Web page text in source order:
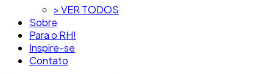
> VER TODOS
Sobre
Para o RH!
Inspire-se
Contato